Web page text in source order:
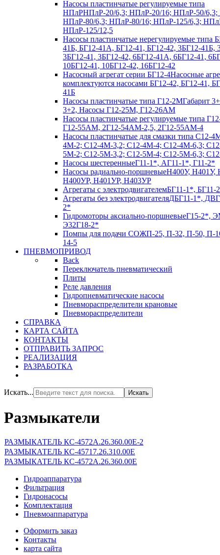
Насосы пластинчатые регулируемые типа
НПлРНПлР-20/6,3; НПлР-20/16; НПлР-50/6,3;
НПлР-80/6,3; НПлР-80/16; НПлР-125/6,3;
НПлР-125/12,5
Насосы пластинчатые нерегулируемые типа
41Б, БГ12-41А, БГ12-41, БГ12-42, 3БГ12-41Б,
3БГ12-41, 3БГ12-42, 6БГ12-41А, 6БГ12-41,
10БГ12-41, 10БГ12-42, 16БГ12-42
Насосный агрегат серии БГ12-4Насосные
комплектуются насосами БГ12-42, БГ12-41,
41Б
Насосы пластинчатые типа Г12-2МГабарит
3+2, Насосы Г12-25М, Г12-26АМ
Насосы пластинчатые регулируемые типа
Г12-55АМ, 2Г12-54АМ-2,5, 2Г12-55АМ-4
Насосы пластинчатые для смазки типа C12-
4М-2; С12-4М-3,2; С12-4М-4; С12-4М-6,3;
5М-2; С12-5М-3,2; С12-5М-4; С12-5М-6,3;
Насосы шестеренныеГ11-1*, АГ11-1*, Г11-2*
Насосы радиально-поршневыеН400У, Н401У,
Н400УР, Н401УР, Н403УР
Агрегаты с электродвигателемБГ11-1*, БГ11-
Агрегаты без электродвигателяДБГ11-1*,
2*
Гидромоторы аксиально-поршневыеГ15-2*,
Э32Г18-2*
Помпы для подачи СОЖП-25, П-32, П-50, П-
14-5
ПНЕВМОПРИВОД
Back
Переключатель пневматический
Плиты
Реле давления
Гидропневматические насосы
Пневмораспределители крановые
Пневмораспределители
СПРАВКА
КАРТА САЙТА
КОНТАКТЫ
ОТПРАВИТЬ ЗАПРОС
РЕАЛИЗАЦИЯ
РАЗРАБОТКА
Искать... Искать
Размыкатели
РАЗМЫКАТЕЛЬ КС-4572А.26.360.00Е-2
РАЗМЫКАТЕЛЬ КС-45717.26.310.00Е
РАЗМЫКАТЕЛЬ КС-4572А.26.360.00Е
Гидроаппаратура
Фильтрация
Гидронасосы
Комплектация
Пневмоаппаратура
Оформить заказ
Контакты
карта сайта